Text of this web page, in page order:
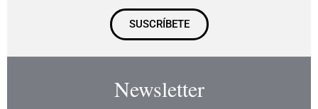
SUSCRÍBETE
Newsletter